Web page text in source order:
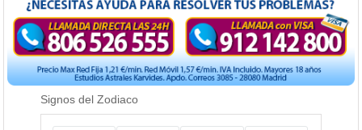
Signos del Zodiaco